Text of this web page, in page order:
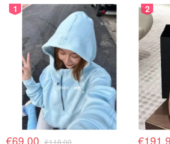
1
€69.00
2